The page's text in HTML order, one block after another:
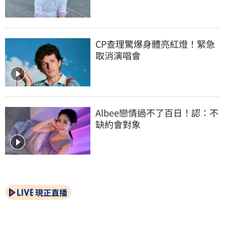
CP查理驚爆身體亮紅燈！緊急
取消演唱會
Albee戀情過不了百日！認：不
缺約會對象
現正直播